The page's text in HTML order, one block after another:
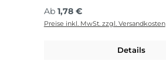
Regulärer Preis:
Ab 1,78 €
Preise inkl. MwSt. zzgl. Versandkosten
Details